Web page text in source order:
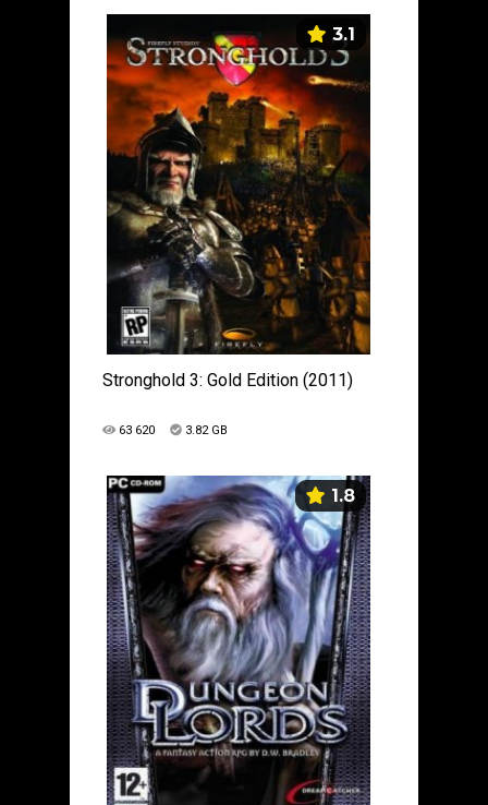
3.1
Stronghold 3: Gold Edition (2011)
63 620 3.82 GB
1.8